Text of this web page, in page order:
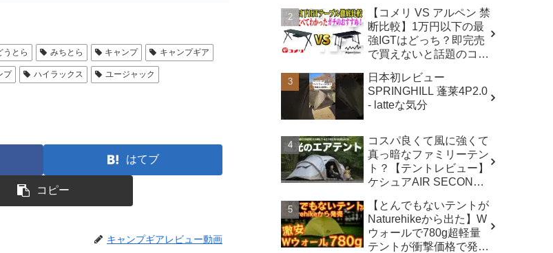
うとら みちとら キャンプ キャンプギア
プ ハイラックス ユージャック
はてブ
コピー
キャンプギアレビュー動画
な気分
【コメリ VS アルペン 禁
断比較】1万円以下の最
強IGTはどっち？即完売
で買えないと話題のコメ
ー！【アウトドアシステ
ムテーブル VS アルミユ
ニットテーブル】 - ヤミ
日本初レビュー
SPRINGHILL 蓬莱4P2.0
- latteな気分
コスパ良くて風に強くて
真っ暗なファミリーテン
ト？【テントレビュー】
ケシュアAIR SECONDS
FRESH&BLACK - 脱サ
ラ さいとう夫婦
【とんでもないテントが
Naturehikeから出た】W
ウォールで780g超軽量
テントが衝撃価格で発売